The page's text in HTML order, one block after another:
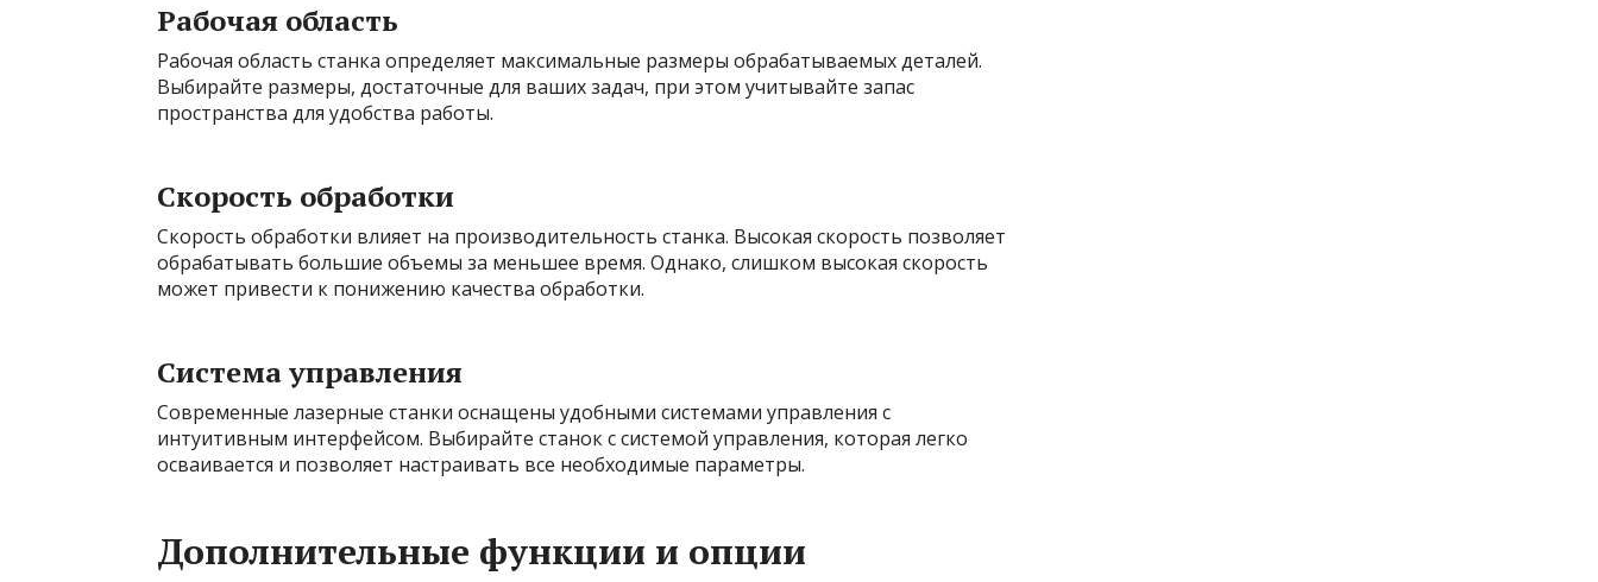
Рабочая область
Рабочая область станка определяет максимальные размеры обрабатываемых деталей.
Выбирайте размеры, достаточные для ваших задач, при этом учитывайте запас
пространства для удобства работы.
Скорость обработки
Скорость обработки влияет на производительность станка. Высокая скорость позволяет
обрабатывать большие объемы за меньшее время. Однако, слишком высокая скорость
может привести к понижению качества обработки.
Система управления
Современные лазерные станки оснащены удобными системами управления с
интуитивным интерфейсом. Выбирайте станок с системой управления, которая легко
осваивается и позволяет настраивать все необходимые параметры.
Дополнительные функции и опции